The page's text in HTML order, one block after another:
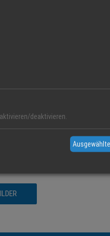
pur geht von alters her von
alte Wissen über die
Edelsteinen: 4.500
Von Achat über
inspirieren, ich freue mich
Handsteine, Kerzen, Duftöle,
deaktivieren.